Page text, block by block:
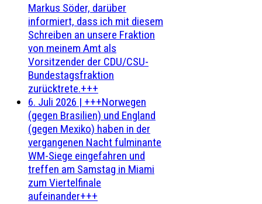
Markus Söder, darüber
informiert, dass ich mit diesem
Schreiben an unsere Fraktion
von meinem Amt als
Vorsitzender der CDU/CSU-
Bundestagsfraktion
zurücktrete.+++
6. Juli 2026 | +++Norwegen
(gegen Brasilien) und England
(gegen Mexiko) haben in der
vergangenen Nacht fulminante
WM-Siege eingefahren und
treffen am Samstag in Miami
zum Viertelfinale
aufeinander+++